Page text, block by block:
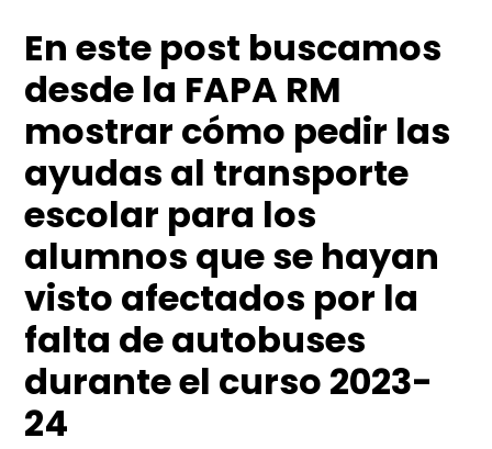
En este post buscamos
desde la FAPA RM
mostrar cómo pedir las
ayudas al transporte
escolar para los
alumnos que se hayan
visto afectados por la
falta de autobuses
durante el curso 2023-
24